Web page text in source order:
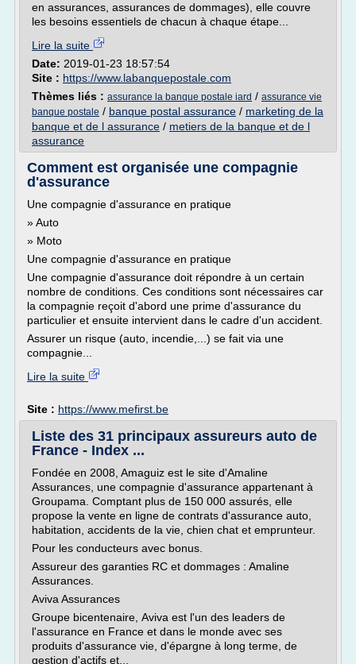
en assurances, assurances de dommages), elle couvre
les besoins essentiels de chacun à chaque étape...
Lire la suite
Date: 2019-01-23 18:57:54
Site : https://www.labanquepostale.com
Thèmes liés : assurance la banque postale iard / assurance vie
banque postale / banque postal assurance / marketing de la
banque et de l assurance / metiers de la banque et de l
assurance
Comment est organisée une compagnie
d'assurance
Une compagnie d'assurance en pratique
» Auto
» Moto
Une compagnie d'assurance en pratique
Une compagnie d'assurance doit répondre à un certain
nombre de conditions. Ces conditions sont nécessaires car
la compagnie reçoit d'abord une prime d'assurance du
particulier et ensuite intervient dans le cadre d'un accident.
Assurer un risque (auto, incendie,...) se fait via une
compagnie...
Lire la suite
Site : https://www.mefirst.be
Liste des 31 principaux assureurs auto de
France - Index ...
Fondée en 2008, Amaguiz est le site d'Amaline
Assurances, une compagnie d'assurance appartenant à
Groupama. Comptant plus de 150 000 assurés, elle
propose la vente en ligne de contrats d'assurance auto,
habitation, accidents de la vie, chien chat et emprunteur.
Pour les conducteurs avec bonus.
Assureur des garanties RC et dommages : Amaline
Assurances.
Aviva Assurances
Groupe bicentenaire, Aviva est l'un des leaders de
l'assurance en France et dans le monde avec ses
produits d'assurance vie, d'épargne à long terme, de
gestion d'actifs et...